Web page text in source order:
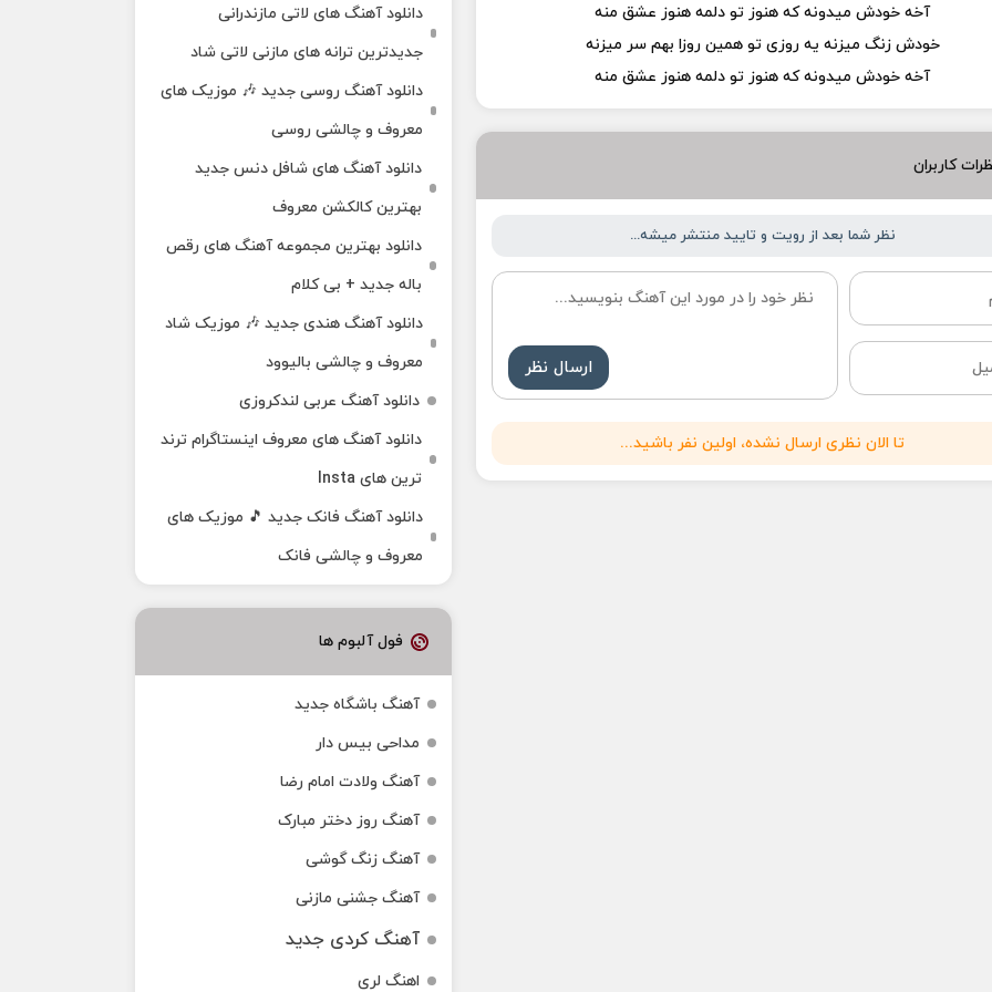
آخه خودش میدونه که هنوز تو دلمه هنوز عشق منه
خودش زنگ میزنه یه روزی تو همین روزا بهم سر میزنه
آخه خودش میدونه که هنوز تو دلمه هنوز عشق منه
کاربران
نظر شما بعد از رویت و تایید منتشر میشه...
ارسال نظر
تا الان نظری ارسال نشده، اولین نفر باشید...
دانلود آهنگ‌ های لاتی مازندرانی
جدیدترین ترانه های مازنی لاتی شاد
دانلود آهنگ روسی جدید 🎶 موزیک‌ های
معروف و چالشی روسی
دانلود آهنگ های شافل دنس جدید
بهترین کالکشن معروف
دانلود بهترین مجموعه آهنگ های رقص
باله جدید + بی کلام
دانلود آهنگ هندی جدید 🎶 موزیک شاد
معروف و چالشی بالیوود
دانلود آهنگ عربی لندکروزی
دانلود آهنگ‌ های معروف اینستاگرام ترند
ترین های Insta
دانلود آهنگ فانک جدید 🎵 موزیک‌ های
معروف و چالشی فانک
فول آلبوم ها
آهنگ باشگاه جدید
مداحی بیس دار
آهنگ ولادت امام رضا
آهنگ روز دختر مبارک
آهنگ زنگ گوشی
آهنگ جشنی مازنی
آهنگ کردی جدید
اهنگ لری